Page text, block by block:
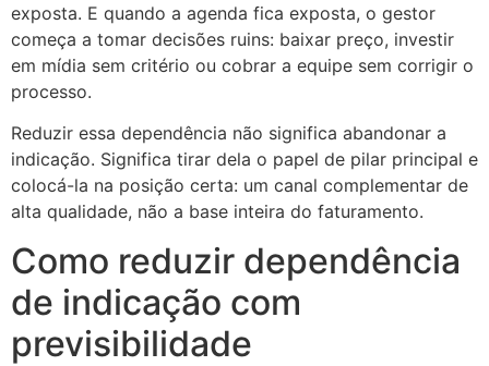
exposta. E quando a agenda fica exposta, o gestor
começa a tomar decisões ruins: baixar preço, investir
em mídia sem critério ou cobrar a equipe sem corrigir o
processo.
Reduzir essa dependência não significa abandonar a
indicação. Significa tirar dela o papel de pilar principal e
colocá-la na posição certa: um canal complementar de
alta qualidade, não a base inteira do faturamento.
Como reduzir dependência
de indicação com
previsibilidade